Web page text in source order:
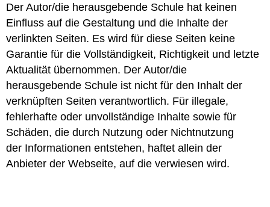
Der Autor/die herausgebende Schule hat keinen
Einfluss auf die Gestaltung und die Inhalte der
verlinkten Seiten. Es wird für diese Seiten keine
Garantie für die Vollständigkeit, Richtigkeit und letzte
Aktualität übernommen. Der Autor/die
herausgebende Schule ist nicht für den Inhalt der
verknüpften Seiten verantwortlich. Für illegale,
fehlerhafte oder unvollständige Inhalte sowie für
Schäden, die durch Nutzung oder Nichtnutzung
der Informationen entstehen, haftet allein der
Anbieter der Webseite, auf die verwiesen wird.